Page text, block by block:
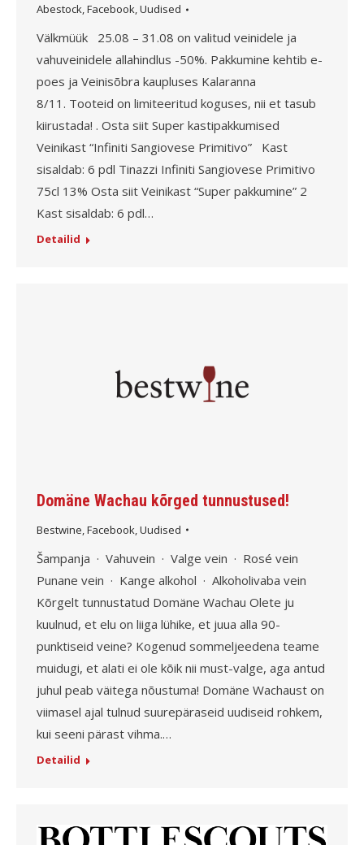
Abestock,Facebook,Uudised
Välkmüük 25.08 – 31.08 on valitud veinidele ja
vahuveinidele allahindlus -50%. Pakkumine kehtib e-
poes ja Veinisõbra kaupluses Kalaranna
8/11. Tooteid on limiteeritud koguses, nii et tasub
kiirustada! . Osta siit Super kastipakkumised
Veinikast “Infiniti Sangiovese Primitivo” Kast
sisaldab: 6 pdl Tinazzi Infiniti Sangiovese Primitivo
75cl 13% Osta siit Veinikast “Super pakkumine” 2
Kast sisaldab: 6 pdl…
Detailid
Domäne Wachau kõrged tunnustused!
Bestwine,Facebook,Uudised
Šampanja · Vahuvein · Valge vein · Rosé vein
Punane vein · Kange alkohol · Alkoholivaba vein
Kõrgelt tunnustatud Domäne Wachau Olete ju
kuulnud, et elu on liiga lühike, et juua alla 90-
punktiseid veine? Kogenud sommeljeedena teame
muidugi, et alati ei ole kõik nii must-valge, aga antud
juhul peab väitega nõustuma! Domäne Wachaust on
viimasel ajal tulnud suurepäraseid uudiseid rohkem,
kui seeni pärast vihma.…
Detailid